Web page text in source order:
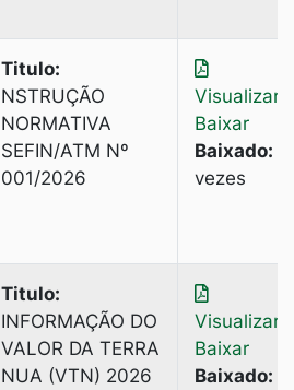
Titulo:
NSTRUÇÃO
NORMATIVA
SEFIN/ATM Nº
001/2026
Visualizar
Baixar
Baixado:
vezes
Titulo:
INFORMAÇÃO DO
VALOR DA TERRA
NUA (VTN) 2026
Visualizar
Baixar
Baixado: